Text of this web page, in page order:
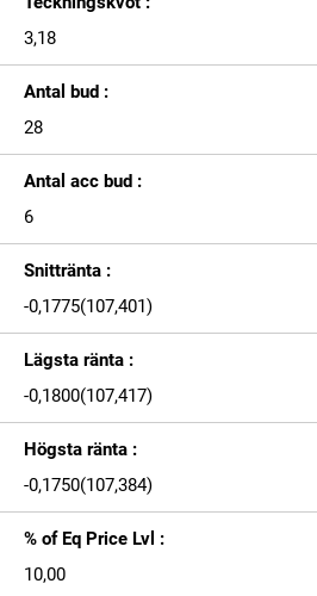
3,18
Antal bud :
28
Antal acc bud :
6
Snittränta :
-0,1775(107,401)
Lägsta ränta :
-0,1800(107,417)
Högsta ränta :
-0,1750(107,384)
% of Eq Price Lvl :
10,00